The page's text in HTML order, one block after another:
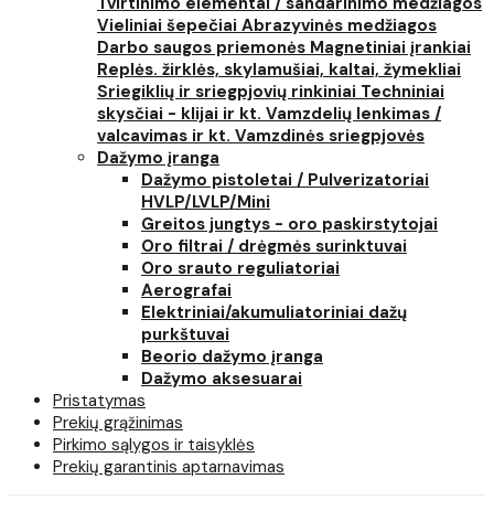
Vieliniai šepečiai Abrazyvinės medžiagos
Darbo saugos priemonės Magnetiniai įrankiai
Replės. žirklės, skylamušiai, kaltai, žymekliai
Sriegiklių ir sriegpjovių rinkiniai Techniniai
skysčiai - klijai ir kt. Vamzdelių lenkimas /
valcavimas ir kt. Vamzdinės sriegpjovės
Dažymo įranga
Dažymo pistoletai / Pulverizatoriai
HVLP/LVLP/Mini
Greitos jungtys - oro paskirstytojai
Oro filtrai / drėgmės surinktuvai
Oro srauto reguliatoriai
Aerografai
Elektriniai/akumuliatoriniai dažų
purkštuvai
Beorio dažymo įranga
Dažymo aksesuarai
Pristatymas
Prekių grąžinimas
Pirkimo sąlygos ir taisyklės
Prekių garantinis aptarnavimas